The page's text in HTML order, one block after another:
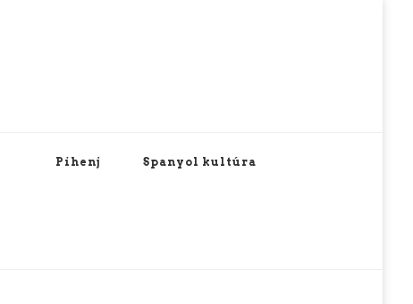
Pihenj Spanyol kultúra